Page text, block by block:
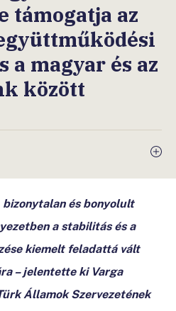
támogatja az
a magyar és az
között
bizonytalan és bonyolult
a stabilitás és a
kiemelt feladattá vált
– jelentette ki Varga
Államok Szervezetének